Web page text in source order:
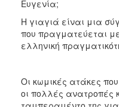
Ευγενία;
Η γιαγιά είναι μια
που πραγματεύεται
ελληνική
Οι κωμικές ατάκες
οι πολλές ανατροπές